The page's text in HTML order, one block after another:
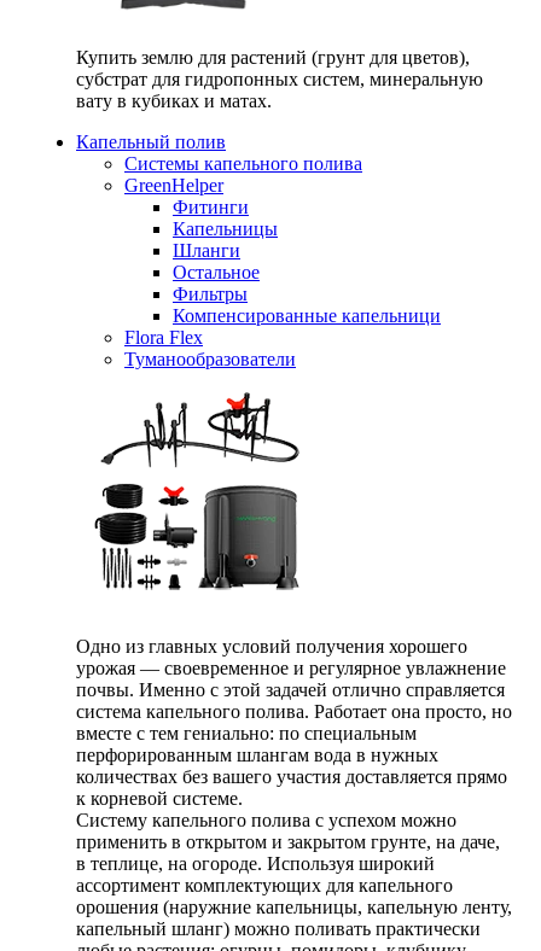
Купить землю для растений (грунт для цветов),
субстрат для гидропонных систем, минеральную
вату в кубиках и матах.
Капельный полив
Системы капельного полива
GreenHelper
Фитинги
Капельницы
Шланги
Остальное
Фильтры
Компенсированные капельници
Flora Flex
Туманообразователи
Одно из главных условий получения хорошего
урожая — своевременное и регулярное увлажнение
почвы. Именно с этой задачей отлично справляется
система капельного полива. Работает она просто, но
вместе с тем гениально: по специальным
перфорированным шлангам вода в нужных
количествах без вашего участия доставляется прямо
к корневой системе.
Систему капельного полива с успехом можно
применить в открытом и закрытом грунте, на даче,
в теплице, на огороде. Используя широкий
ассортимент комплектующих для капельного
орошения (наружние капельницы, капельную ленту,
капельный шланг) можно поливать практически